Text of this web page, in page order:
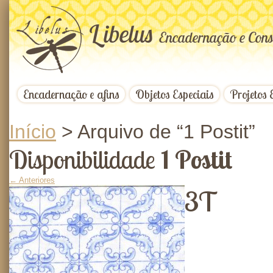
LibelusEncadernação e
Encadernação e afins Objetos Especiais Projetos
Início > Arquivo de “1 Postit”
Disponibilidade 1 Postit
← Anteriores
3T